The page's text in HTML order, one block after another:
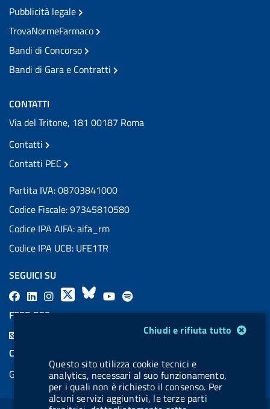
Chiudi e rifiuta tutto
Questo sito utilizza cookie tecnici e
analytics, necessari al suo funzionamento,
per i quali non è richiesto il consenso. Per
alcuni servizi aggiuntivi, le terze parti
Pubblicità legale
TrovaNormeFarmaco
Bandi di Concorso
Bandi di Gara e Contratti
CONTATTI
Via del Tritone, 181 00187 Roma
Contatti
Contatti PEC
Partita IVA: 08703841000
Codice Fiscale: 97345810580
Codice IPA AIFA: aifa_rm
Codice IPA UCB: UFE1TR
SEGUICI SU
F
a
L
i
a
l
.
b
X
B
l
s
k
y
Y
o
u
b
e
l
a
l
.
b
FEED RSS
COOKIES
Gestione cookie